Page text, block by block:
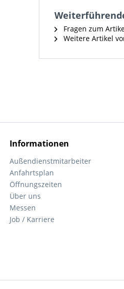
Fragen zum
Weitere Artikel
Informationen
Außendienstmitarbeiter
Anfahrtsplan
Öffnungszeiten
Über uns
Messen
Job / Karriere